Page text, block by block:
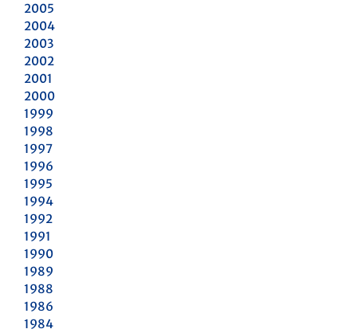
2005
2004
2003
2002
2001
2000
1999
1998
1997
1996
1995
1994
1992
1991
1990
1989
1988
1986
1984